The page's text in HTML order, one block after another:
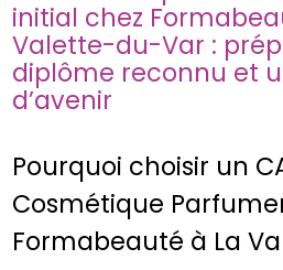
initial chez
Valette-du-Var :
diplôme reconnu et
d’avenir
Pourquoi choisir un
Cosmétique
Formabeauté à La